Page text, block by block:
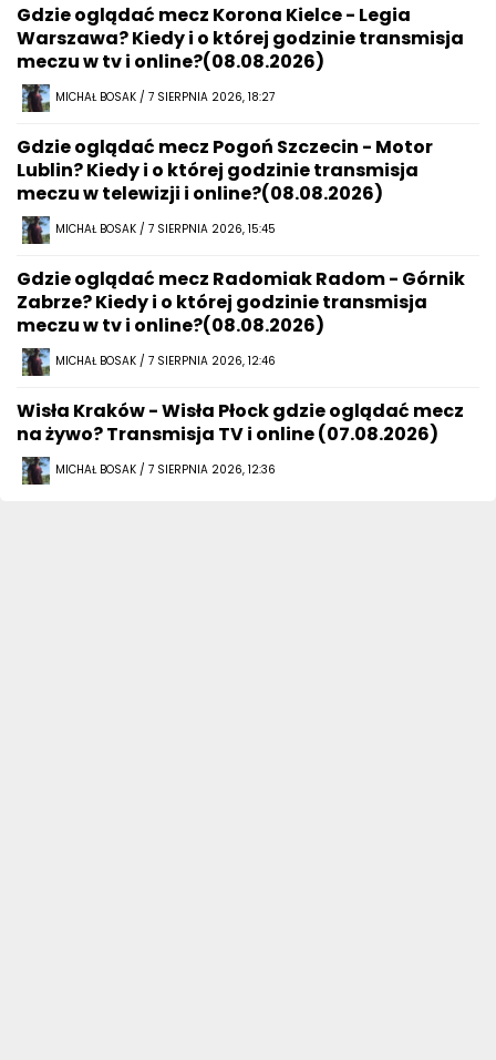
Gdzie oglądać mecz Korona Kielce - Legia
Warszawa? Kiedy i o której godzinie transmisja
meczu w tv i online?(08.08.2026)
MICHAŁ BOSAK / 7 SIERPNIA 2026, 18:27
Gdzie oglądać mecz Pogoń Szczecin - Motor
Lublin? Kiedy i o której godzinie transmisja
meczu w telewizji i online?(08.08.2026)
MICHAŁ BOSAK / 7 SIERPNIA 2026, 15:45
Gdzie oglądać mecz Radomiak Radom - Górnik
Zabrze? Kiedy i o której godzinie transmisja
meczu w tv i online?(08.08.2026)
MICHAŁ BOSAK / 7 SIERPNIA 2026, 12:46
Wisła Kraków - Wisła Płock gdzie oglądać mecz
na żywo? Transmisja TV i online (07.08.2026)
MICHAŁ BOSAK / 7 SIERPNIA 2026, 12:36